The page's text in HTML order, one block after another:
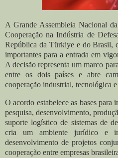
A Grande Assembleia Nacional
Cooperação na Indústria de
República da Türkiye e do Brasil,
importantes para a entrada em
A decisão representa um marco
entre os dois países e abre
cooperação industrial, tecnológica
O acordo estabelece as bases para
pesquisa, desenvolvimento,
suporte logístico de sistemas de
cria um ambiente jurídico e
desenvolvimento de projetos
cooperação entre empresas